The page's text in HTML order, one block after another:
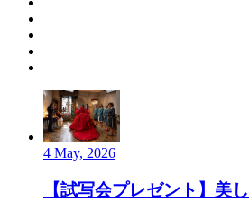
4 May, 2026
【試写会プレゼント】美